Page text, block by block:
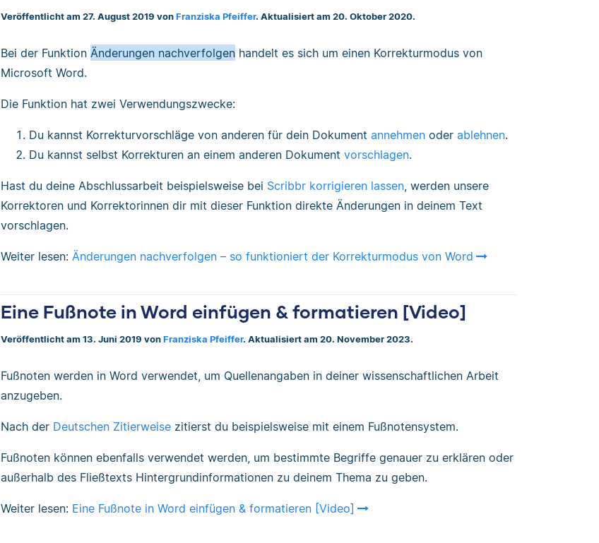
Veröffentlicht am 27. August 2019 von Franziska Pfeiffer. Aktualisiert am 20. Oktober 2020.
Bei der Funktion Änderungen nachverfolgen handelt es sich um einen Korrekturmodus von
Microsoft Word.
Die Funktion hat zwei Verwendungszwecke:
Du kannst Korrekturvorschläge von anderen für dein Dokument annehmen oder ablehnen.
Du kannst selbst Korrekturen an einem anderen Dokument vorschlagen.
Hast du deine Abschlussarbeit beispielsweise bei Scribbr korrigieren lassen , werden unsere
Korrektoren und Korrektorinnen dir mit dieser Funktion direkte Änderungen in deinem Text
vorschlagen.
Weiter lesen: Änderungen nachverfolgen – so funktioniert der Korrekturmodus von Word
Eine Fußnote in Word einfügen & formatieren [Video]
Veröffentlicht am 13. Juni 2019 von Franziska Pfeiffer. Aktualisiert am 20. November 2023.
Fußnoten werden in Word verwendet, um Quellenangaben in deiner wissenschaftlichen Arbeit
anzugeben.
Nach der Deutschen Zitierweise zitierst du beispielsweise mit einem Fußnotensystem.
Fußnoten können ebenfalls verwendet werden, um bestimmte Begriffe genauer zu erklären oder
außerhalb des Fließtexts Hintergrundinformationen zu deinem Thema zu geben.
Weiter lesen: Eine Fußnote in Word einfügen & formatieren [Video]